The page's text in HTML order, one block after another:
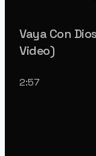
Vaya Con
Video)
2:57